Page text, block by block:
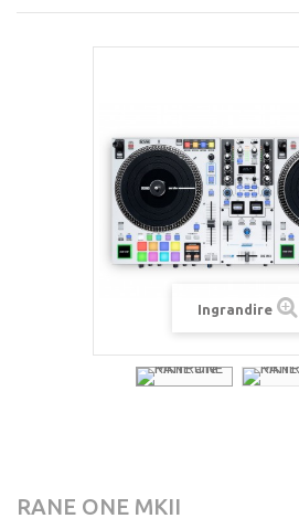
Ingrandire
RANE ONE MKII